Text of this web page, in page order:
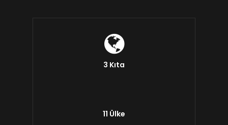
3 Kıta
11 Ülke